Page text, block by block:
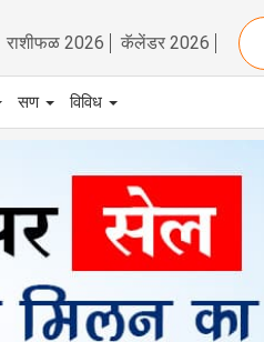
राशीफळ 2026 कॅलेंडर 2026
सण विविध